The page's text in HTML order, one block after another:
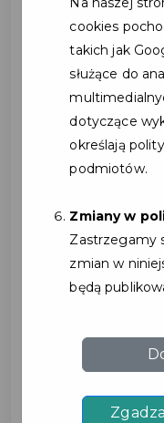
lokalnej
• Wzrost liczby
Oferowanie
mieszkańców do
Partnerów, co
zainteresowanie
przychodów.
• Budowanie
możliwość
mieszkańcami –
powracającymi
• Pozytywny
Karty
zaangażowanie
Zachęcamy do
cookies
takich jak
służące do
dotyczące
określają
podmiotów.
Zmiany w
Zastrzegamy
zmian w
będą